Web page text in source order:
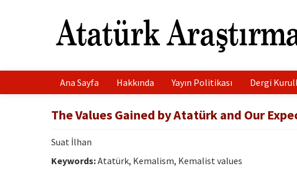
Ana Sayfa Hakkında Yayın Politikası Dergi
The Values ​​Gained by Atatürk and Our
Suat İlhan
Keywords:Atatürk, Kemalism, Kemalist values